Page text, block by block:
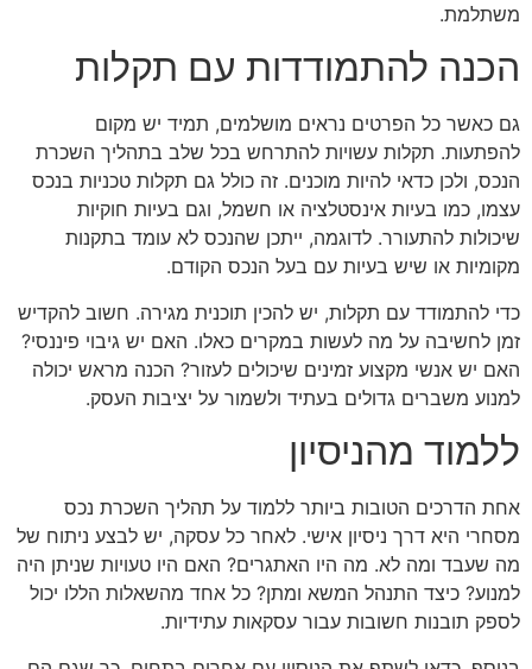
משתלמת.
הכנה להתמודדות עם תקלות
גם כאשר כל הפרטים נראים מושלמים, תמיד יש מקום
להפתעות. תקלות עשויות להתרחש בכל שלב בתהליך השכרת
הנכס, ולכן כדאי להיות מוכנים. זה כולל גם תקלות טכניות בנכס
עצמו, כמו בעיות אינסטלציה או חשמל, וגם בעיות חוקיות
שיכולות להתעורר. לדוגמה, ייתכן שהנכס לא עומד בתקנות
מקומיות או שיש בעיות עם בעל הנכס הקודם.
כדי להתמודד עם תקלות, יש להכין תוכנית מגירה. חשוב להקדיש
זמן לחשיבה על מה לעשות במקרים כאלו. האם יש גיבוי פיננסי?
האם יש אנשי מקצוע זמינים שיכולים לעזור? הכנה מראש יכולה
למנוע משברים גדולים בעתיד ולשמור על יציבות העסק.
ללמוד מהניסיון
אחת הדרכים הטובות ביותר ללמוד על תהליך השכרת נכס
מסחרי היא דרך ניסיון אישי. לאחר כל עסקה, יש לבצע ניתוח של
מה שעבד ומה לא. מה היו האתגרים? האם היו טעויות שניתן היה
למנוע? כיצד התנהל המשא ומתן? כל אחד מהשאלות הללו יכול
לספק תובנות חשובות עבור עסקאות עתידיות.